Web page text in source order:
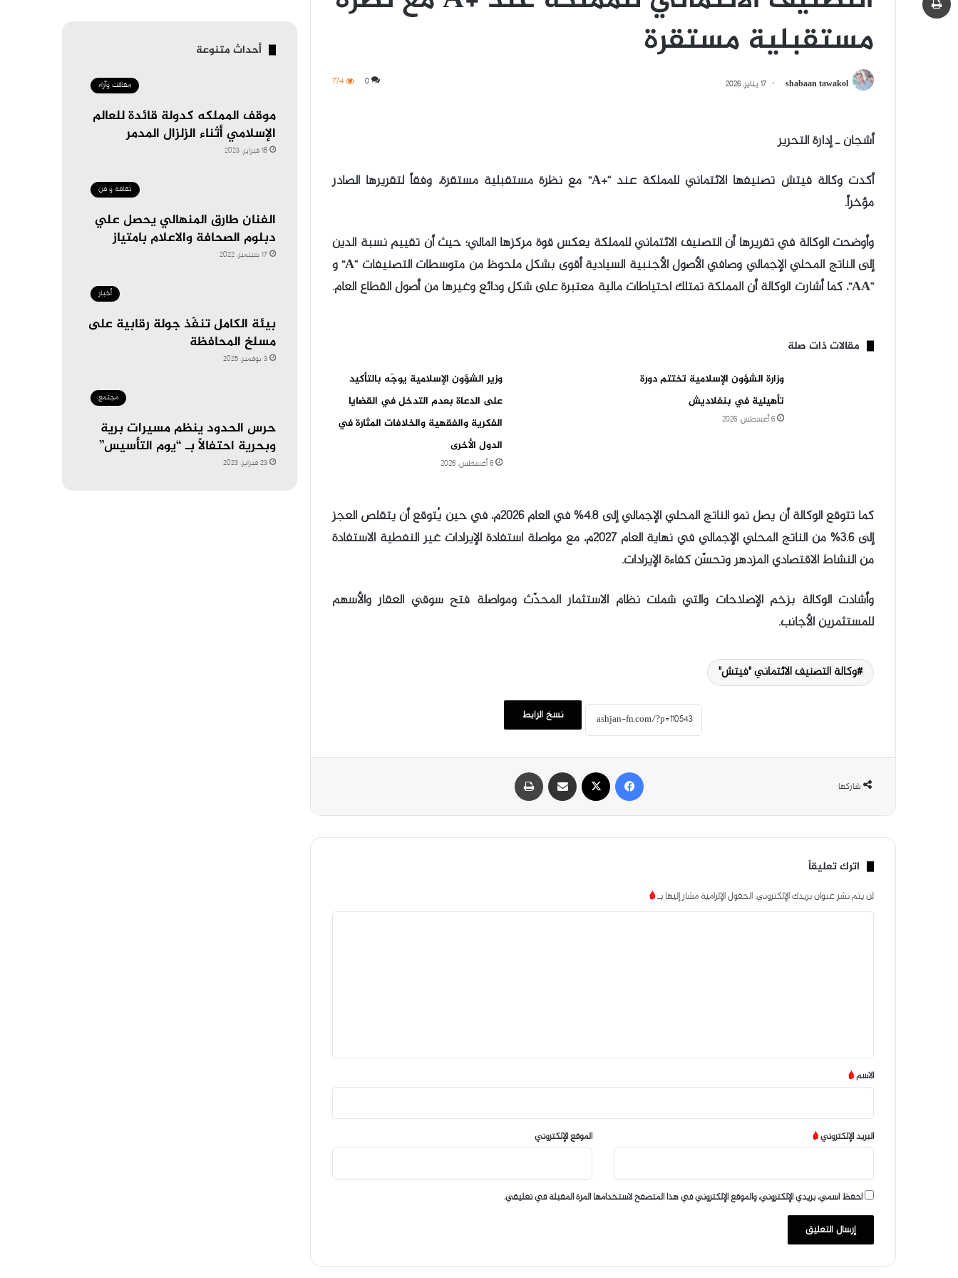
مستقبلية مستقرة
shabaan tawakol 17 يناير، 2026 0
774
أشجان ـ إدارة التحرير
أكدت وكالة فيتش تصنيفها الائتماني للمملكة عند “+A” مع نظرة مستقبلية مستقرة، وفقاً لتقريرها الصادر
مؤخراً.
وأوضحت الوكالة في تقريرها أن التصنيف الائتماني للمملكة يعكس قوة مركزها المالي؛ حيث أن تقييم نسبة الدين
إلى الناتج المحلي الإجمالي وصافي الأصول الأجنبية السيادية أقوى بشكل ملحوظ من متوسطات التصنيفات “A” و
“AA”، كما أشارت الوكالة أن المملكة تمتلك احتياطات مالية معتبرة على شكل ودائع وغيرها من أصول القطاع العام.
مقالات ذات صلة
وزارة الشؤون الإسلامية تختتم دورة
تأهيلية في بنغلاديش
6 أغسطس، 2026
وزير الشؤون الإسلامية يوجّه بالتأكيد
على الدعاة بعدم التدخل في القضايا
الفكرية والفقهية والخلافات المثارة في
الدول الأخرى
6 أغسطس، 2026
كما تتوقع الوكالة أن يصل نمو الناتج المحلي الإجمالي إلى 4.8% في العام 2026م، في حين يُتوقع أن يتقلص العجز
إلى 3.6% من الناتج المحلي الإجمالي في نهاية العام 2027م، مع مواصلة استفادة الإيرادات غير النفطية الاستفادة
من النشاط الاقتصادي المزدهر وتحسّن كفاءة الإيرادات.
وأشادت الوكالة بزخم الإصلاحات والتي شملت نظام الاستثمار المحدّث ومواصلة فتح سوقي العقار والأسهم
للمستثمرين الأجانب.
وكالة التصنيف الائتماني "فيتش"
نسخ الرابط
شاركها
اترك تعليقاً
لن يتم نشر عنوان بريدك الإلكتروني.الحقول الإلزامية مشار إليها بـ*
*
الاسم*
البريد الإلكتروني* الموقع الإلكتروني
احفظ اسمي، بريدي الإلكتروني، والموقع الإلكتروني في هذا المتصفح لاستخدامها المرة المقبلة في تعليقي.
أحداث متنوعة
مقالات وآراء
موقف المملكه كدولة قائدة للعالم
الإسلامي أثناء الزلزال المدمر
18 فبراير، 2023
ثقافة و فن
الفنان طارق المنهالي يحصل علي
دبلوم الصحافة والاعلام بامتياز
17 سبتمبر، 2022
أخبار
بيئة الكامل تنفّذ جولة رقابية على
مسلخ المحافظة
3 نوفمبر، 2025
مجتمع
حرس الحدود ينظم مسيرات برية
وبحرية احتفالاً بـ “يوم التأسيس”
23 فبراير، 2023